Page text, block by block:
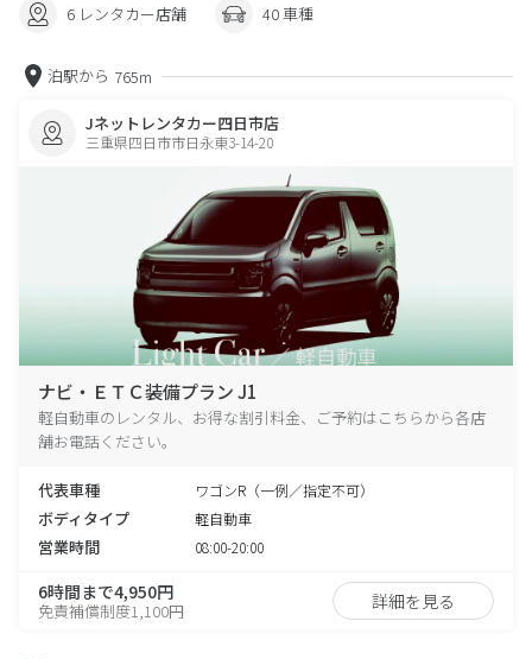
6 レンタカー店舗 40 車種
泊駅から 765m
Jネットレンタカー四日市店
三重県四日市市日永東3-14-20
ナビ・ＥＴＣ装備プラン J1
軽自動車のレンタル、お得な割引料金、ご予約はこちらから各店
舗お電話ください。
代表車種 ワゴンR（一例／指定不可）
ボディタイプ 軽自動車
営業時間 08:00-20:00
6時間まで4,950円
免責補償制度1,100円 詳細を見る